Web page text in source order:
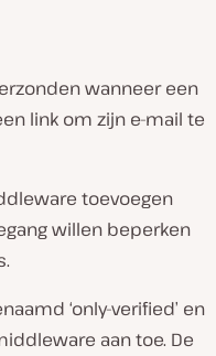
wanneer een
link om zijn e-mail te
toevoegen
willen beperken
‘only-verified’ en
aan toe. De